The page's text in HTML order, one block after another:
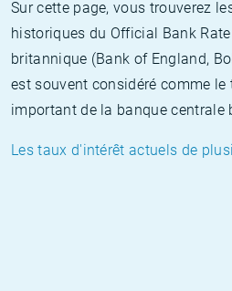
Sur cette page, vous trouverez
historiques du Official Bank
britannique (Bank of England,
est souvent considéré comme
important de la banque centrale
Les taux d'intérêt actuels de